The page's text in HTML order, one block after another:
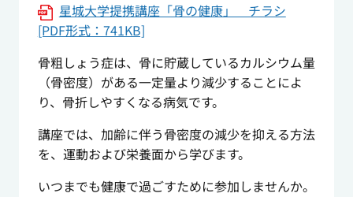
星城大学提携講座「骨の健康」 チラシ
[PDF形式：741KB]
骨粗しょう症は、骨に貯蔵しているカルシウム量
（骨密度）がある一定量より減少することによ
り、骨折しやすくなる病気です。
講座では、加齢に伴う骨密度の減少を抑える方法
を、運動および栄養面から学びます。
いつまでも健康で過ごすために参加しませんか。